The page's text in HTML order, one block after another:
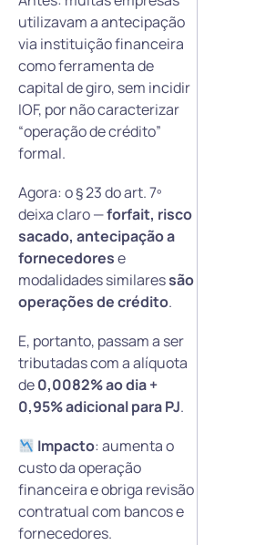
utilizavam a antecipação
via instituição financeira
como ferramenta de
capital de giro, sem incidir
IOF, por não caracterizar
“operação de crédito”
formal.
Agora: o § 23 do art. 7º
deixa claro —forfait, risco
sacado, antecipação a
fornecedorese
modalidades similaressão
operações de crédito.
E, portanto, passam a ser
tributadas com a alíquota
de0,0082% ao dia +
0,95% adicional para PJ.
Impacto: aumenta o
custo da operação
financeira e obriga revisão
contratual com bancos e
fornecedores.